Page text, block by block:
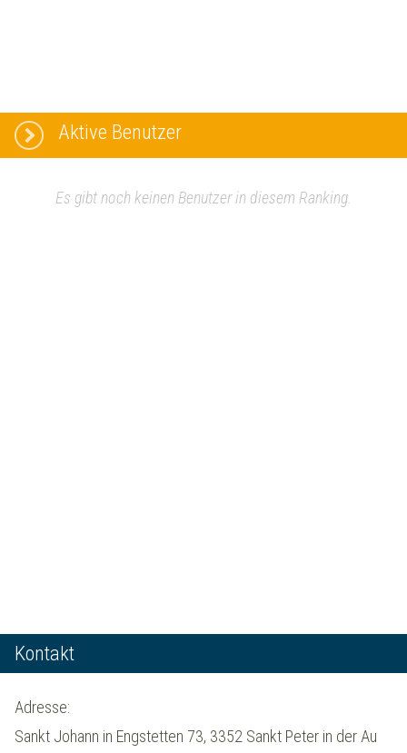
Aktive Benutzer
Es gibt noch keinen Benutzer in diesem Ranking.
Kontakt
Adresse:
Sankt Johann in Engstetten 73, 3352 Sankt Peter in der Au